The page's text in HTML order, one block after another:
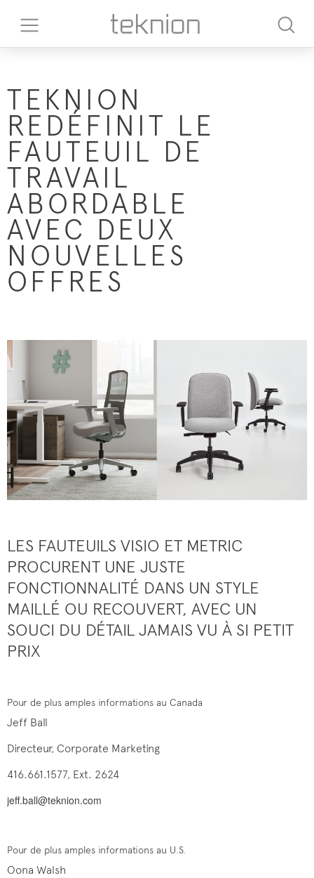
TEKNION
REDÉFINIT LE
FAUTEUIL DE
TRAVAIL
ABORDABLE
AVEC DEUX
NOUVELLES
OFFRES
LES FAUTEUILS VISIO ET METRIC
PROCURENT UNE JUSTE
FONCTIONNALITÉ DANS UN STYLE
MAILLÉ OU RECOUVERT, AVEC UN
SOUCI DU DÉTAIL JAMAIS VU À SI PETIT
PRIX
Pour de plus amples informations au Canada
Jeff Ball
Directeur, Corporate Marketing
416.661.1577, Ext. 2624
jeff.ball@teknion.com
Pour de plus amples informations au U.S.
Oona Walsh